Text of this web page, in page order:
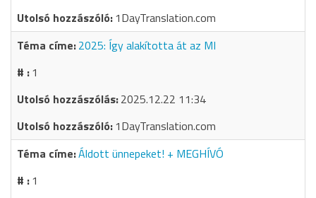
1DayTranslation.com
2025: Így alakította át az MI
1
2025.12.22 11:34
1DayTranslation.com
Áldott ünnepeket! + MEGHÍVÓ
1